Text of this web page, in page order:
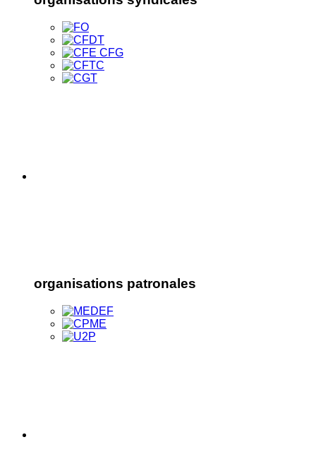
organisations patronales